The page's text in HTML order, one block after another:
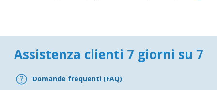
Assistenza clienti 7 giorni su 7
Domande frequenti (FAQ)